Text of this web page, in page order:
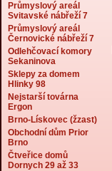
Průmyslový areál
Svitavské nábřeží 7
Průmyslový areál
Černovické nábřeží 7
Odlehčovací komory
Sekaninova
Sklepy za domem
Hlinky 98
Nejstarší továrna
Ergon
Brno-Lískovec (žzast)
Obchodní dům Prior
Brno
Čtveřice domů
Dornych 29 až 33